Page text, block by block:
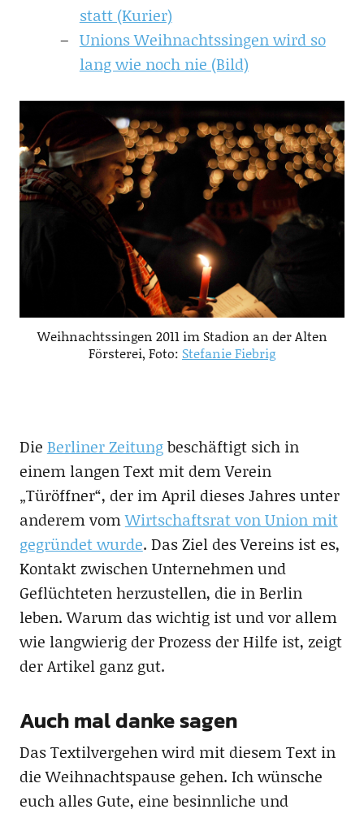
statt (Kurier)
Unions Weihnachtssingen wird so
lang wie noch nie (Bild)
Weihnachtssingen 2011 im Stadion an der Alten
Försterei, Foto: Stefanie Fiebrig
Die Berliner Zeitungbeschäftigt sich in
einem langen Text mit dem Verein
„Türöffner“, der im April dieses Jahres unter
anderem vomWirtschaftsrat von Union mit
gegründet wurde. Das Ziel des Vereins ist es,
Kontakt zwischen Unternehmen und
Geflüchteten herzustellen, die in Berlin
leben. Warum das wichtig ist und vor allem
wie langwierig der Prozess der Hilfe ist, zeigt
der Artikel ganz gut.
Auch mal danke sagen
Das Textilvergehen wird mit diesem Text in
die Weihnachtspause gehen. Ich wünsche
euch alles Gute, eine besinnliche und